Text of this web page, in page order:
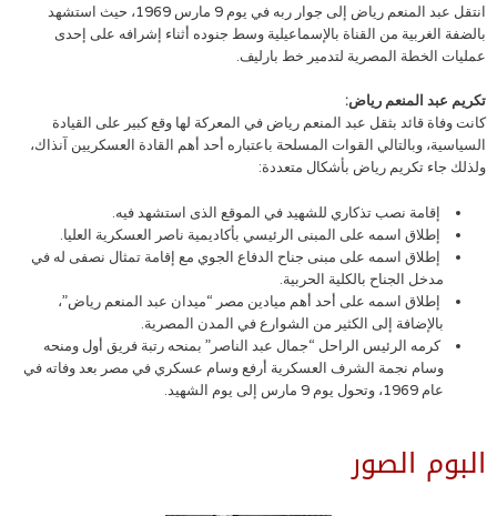
انتقل عبد المنعم رياض إلى جوار ربه في يوم 9 مارس 1969، حيث استشهد
بالضفة الغربية من القناة بالإسماعيلية وسط جنوده أثناء إشرافه على إحدى
عمليات الخطة المصرية لتدمير خط بارليف.
تكريم عبد المنعم رياض:
كانت وفاة قائد بثقل عبد المنعم رياض في المعركة لها وقع كبير على القيادة
السياسية، وبالتالي القوات المسلحة باعتباره أحد أهم القادة العسكريين آنذاك،
ولذلك جاء تكريم رياض بأشكال متعددة:
إقامة نصب تذكاري للشهيد في الموقع الذى استشهد فيه.
إطلاق اسمه على المبنى الرئيسي بأكاديمية ناصر العسكرية العليا.
إطلاق اسمه على مبنى جناح الدفاع الجوي مع إقامة تمثال نصفى له في
مدخل الجناح بالكلية الحربية.
إطلاق اسمه على أحد أهم ميادين مصر “ميدان عبد المنعم رياض”،
بالإضافة إلى الكثير من الشوارع في المدن المصرية.
كرمه الرئيس الراحل “جمال عبد الناصر” بمنحه رتبة فريق أول ومنحه
وسام نجمة الشرف العسكرية أرفع وسام عسكري في مصر بعد وفاته في
عام 1969، وتحول يوم 9 مارس إلى يوم الشهيد.
البوم الصور